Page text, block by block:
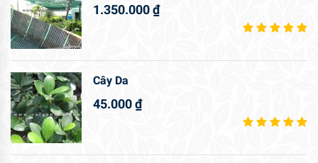
1.350.000₫
Cây Da
45.000₫